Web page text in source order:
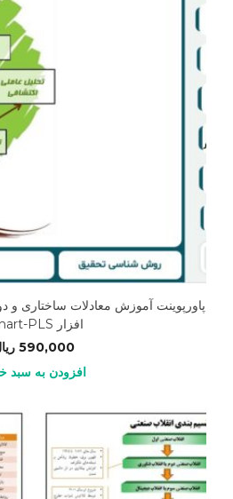
پاورپوینت آموزش معادلات ساختاری و
افزار Smart-PLS
590,000
افزودن به سبد